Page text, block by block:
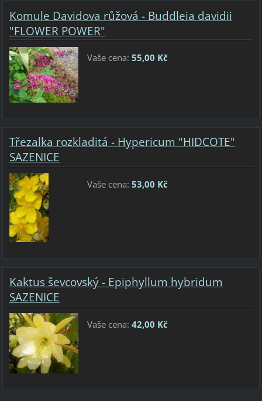
Komule Davidova růžová - Buddleia davidii
"FLOWER POWER"
Vaše cena: 55,00 Kč
Třezalka rozkladitá - Hypericum "HIDCOTE"
SAZENICE
Vaše cena: 53,00 Kč
Kaktus ševcovský - Epiphyllum hybridum
SAZENICE
Vaše cena: 42,00 Kč